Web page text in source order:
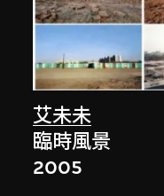
艾未未
臨時風景
2005